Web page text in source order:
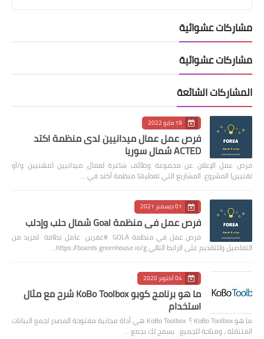
مشاركات عشوائية
مشاركات عشوائية
المشاركات الشائعة
19 مايو 2022
فرص عمل عمال ميدانيين لدى منظمة اكتد
ACTED شمال سوريا
فرص عمل الإعلان عن مجموعة وظائف شاغرة لعمال ميدانيين (مهنيين و/أو
تقنيين) المشروع: المشاريع التي تغطيها منظمة أكتد في …
01 ديسمبر 2021
فرص عمل في منظمة Goal شمال حلب وإدلب
فرص عمل في منظمة GOLA #عفرين عامل نظافة لمزيد من
التفاصيل وللتقديم على الرابط التالي https://boards.greenhouse.io/g…
04 أكتوبر 2020
ما هو برنامج كوبو KoBo Toolbox شرح مع مثال
استخدام
ما هو KoBo Toolbox ؟ KoBo Toolbox هي أداة مجانية مفتوحة المصدر لجمع البيانات
المتنقلة ، ومتاحة للجميع. يسمح لك بجمع …